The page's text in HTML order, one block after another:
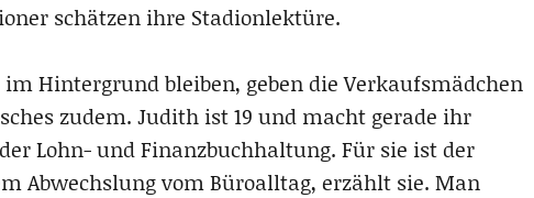
schätzen ihre Stadionlektüre.
Hintergrund bleiben, geben die Verkaufsmädchen
zudem. Judith ist 19 und macht gerade ihr
Lohn- und Finanzbuchhaltung. Für sie ist der
Abwechslung vom Büroalltag, erzählt sie. Man